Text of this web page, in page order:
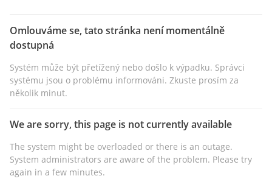
Omlouváme se, tato stránka není momentálně
dostupná
Systém může být přetížený nebo došlo k výpadku. Správci
systému jsou o problému informováni. Zkuste prosím za
několik minut.
We are sorry, this page is not currently available
The system might be overloaded or there is an outage.
System administrators are aware of the problem. Please try
again in a few minutes.